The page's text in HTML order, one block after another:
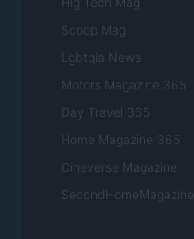
Scoop Mag
Lgbtqia News
Motors Magazine 365
Day Travel 365
Home Magazine 365
Cineverse Magazine
SecondHomeMagazine